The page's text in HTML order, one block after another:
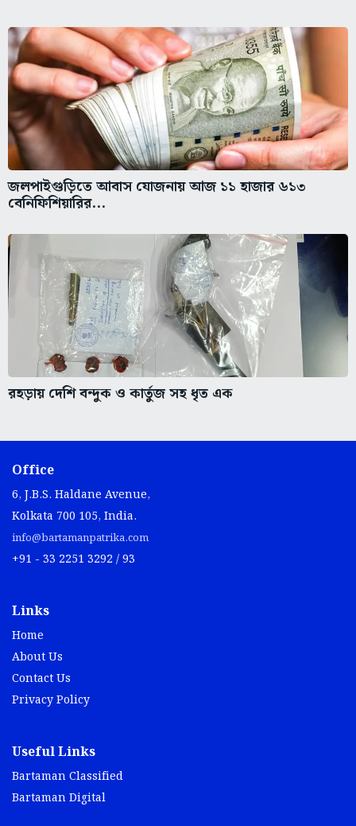
জলপাইগুড়িতে আবাস যোজনায় আজ ১১ হাজার ৬১৩
বেনিফিশিয়ারির...
রহড়ায় দেশি বন্দুক ও কার্তুজ সহ ধৃত এক
Office
6, J.B.S. Haldane Avenue,
Kolkata 700 105, India.
info@bartamanpatrika.com
+91 - 33 2251 3292 / 93
Links
Home
About Us
Contact Us
Privacy Policy
Useful Links
Bartaman Classified
Bartaman Digital